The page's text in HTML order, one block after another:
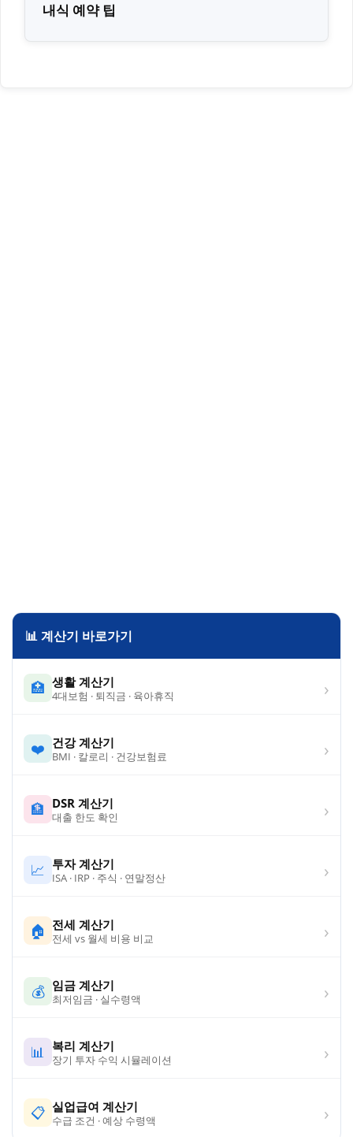
내식 예약 팁
📊 계산기 바로가기
🏥 생활 계산기
4대보험 · 퇴직금 · 육아휴직 ›
❤️ 건강 계산기
BMI · 칼로리 · 건강보험료 ›
🏦 DSR 계산기
대출 한도 확인 ›
📈 투자 계산기
ISA · IRP · 주식 · 연말정산 ›
🏠 전세 계산기
전세 vs 월세 비용 비교 ›
💰 임금 계산기
최저임금 · 실수령액 ›
📊 복리 계산기
장기 투자 수익 시뮬레이션 ›
📋 실업급여 계산기
수급 조건 · 예상 수령액 ›